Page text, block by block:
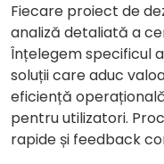
Fiecare proiect de
analiză detaliată a
Înțelegem specificul
soluții care aduc
eficiență
pentru utilizatori.
rapide și feedback